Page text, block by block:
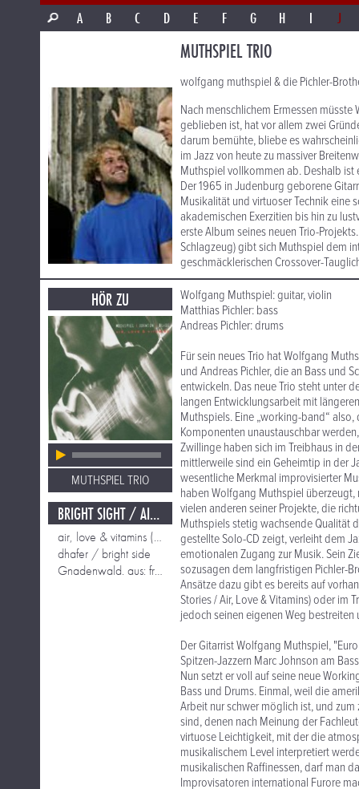
A
B C D E F G H I J
MUTHSPIEL TRIO
wolfgang muthspiel & die Pichler-
Nach menschlichem Ermessen
geblieben ist, hat vor allem zwei
darum bemühte, bliebe es
im Jazz von heute zu massiver
Muthspiel vollkommen ab. Deshalb ist
Der 1965 in Judenburg geborene
Musikalität und virtuoser Technik eine
akademischen Exerzitien bis hin zu
erste Album seines neuen Trio-
Schlagzeug) gibt sich Muthspiel dem
geschmäcklerischen Crossover-
HÖR ZU
MUTHSPIEL TRIO
BRIGHT SIGHT / AIR LOVE & VITAMINES...
air, love & vitamins (marc johnson & brian blade)
dhafer / bright side
Gnadenwald. aus: friendly traveler mit Brian Blade
Wolfgang Muthspiel: guitar, violin
Matthias Pichler: bass
Andreas Pichler: drums
Für sein neues Trio hat Wolfgang
und Andreas Pichler, die an Bass und
entwickeln. Das neue Trio steht unter
langen Entwicklungsarbeit mit
Muthspiels. Eine „working-band“
Komponenten unaustauschbar
Zwillinge haben sich im Treibhaus in
mittlerweile sind ein Geheimtip in der
wesentliche Merkmal improvisierter
haben Wolfgang Muthspiel
vielen anderen seiner Projekte, die
Muthspiels stetig wachsende Qualität
gestellte Solo-CD zeigt, verleiht dem
emotionalen Zugang zur Musik. Sein
sozusagen dem langfristigen Pichler-
Ansätze dazu gibt es bereits auf
Stories / Air, Love & Vitamins) oder im
jedoch seinen eigenen Weg
Der Gitarrist Wolfgang Muthspiel,
Spitzen-Jazzern Marc Johnson am
Nun setzt er voll auf seine neue
Bass und Drums. Einmal, weil die
Arbeit nur schwer möglich ist, und
sind, denen nach Meinung der
virtuose Leichtigkeit, mit der die
musikalischem Level interpretiert
musikalischen Raffinessen, darf man
Improvisatoren international Furore